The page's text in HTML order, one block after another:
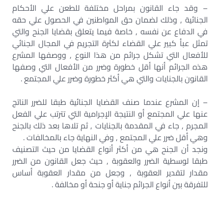
– وقد جاء القانون بمراحل مختلفة للطعن علي الأحكام
الجنائية , وذلك لضمان حق المواطنين في الحصول علي حقه
في الدفاع عن نفسه , خاصة فيما يتعلق بقضايا الجنح والتي
تمثل عبأ كبير علي القضاء لكثرة التجريم في المجال الجنائي
للأفعال التي تشكل جرائم من هذا النوع , ووصفها المشرع
هذه الجرائم أنها أقل خطورة وضرر من الأفعال التي وصفها
القانون بالجنايات والتي هي أكثر خطورة وضرر علي المجتمع .
– إن المشرع عندما صنف القضايا الجنائية طبقا للضرر الناتج
عنها علي المجتمع أو النتيجة الإجرامية التي تترتب علي الفعل
المجرم , جاء في المقدمة بالجنايات , ثم تلاها بعد ذلك بالجنح
وهي أقل ضرر علي المجتمع , وفي النهاية جاء بالمخالفات .
ونجد أن الجنح هي من أكثر أنواع القضايا من حيث التصنيف
طبقا لوسطية الضرر والعقوبة , حيث جعل القانون من الضرر
مقدار لتقدير العقوبة , وجعل من مقدار العقوبة أساس
للتفرقة بين أنواع الجرائم جناية أو جنحة أو مخالفة .